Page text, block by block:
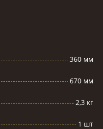
360 мм
670 мм
2,3 кг
1 шт